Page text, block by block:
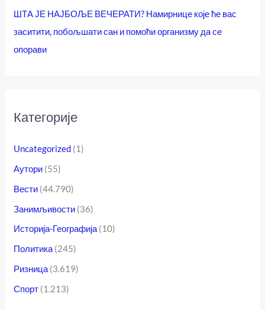
ШТА ЈЕ НАЈБОЉЕ ВЕЧЕРАТИ? Намирнице које ће вас
заситити, побољшати сан и помоћи организму да се
опорави
Категорије
Uncategorized (1)
Аутори (55)
Вести (44.790)
Занимљивости (36)
Историја-Географија (10)
Политика (245)
Ризница (3.619)
Спорт (1.213)